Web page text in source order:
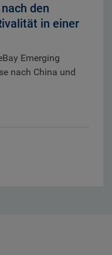
den
in einer
Emerging
nach China und